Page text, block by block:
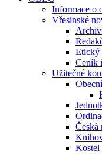
Informace o
Vřesinské
Etický
Ceník
Užitečné
Česká
Kostel